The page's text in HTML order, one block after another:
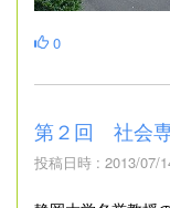
0
第２回 社会
投稿日時 : 2013/07/